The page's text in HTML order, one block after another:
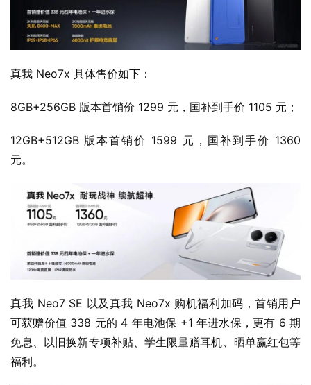
真我 Neo7x 具体售价如下：
8GB+256GB 版本首销价 1299 元，国补到手价 1105 元；
12GB+512GB 版本首销价 1599 元，国补到手价 1360
元。
真我 Neo7 SE 以及真我 Neo7x 购机福利加码，首销用户
可获赠价值 338 元的 4 年电池保 +1 年进水保，更有 6 期
免息、以旧换新专项补贴、学生限量赠耳机、晒单赢红包等
福利。